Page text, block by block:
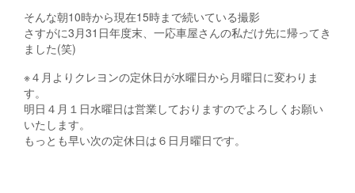
そんな朝10時から現在15時まで続いている撮影
さすがに3月31日年度末、一応車屋さんの私だけ先に帰ってき
ました(笑)
※４月よりクレヨンの定休日が水曜日から月曜日に変わりま
す。
明日４月１日水曜日は営業しておりますのでよろしくお願い
いたします。
もっとも早い次の定休日は６日月曜日です。